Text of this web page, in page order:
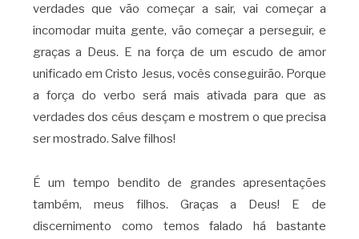
verdades que vão começar a sair, vai começar a
incomodar muita gente, vão começar a perseguir, e
graças a Deus. E na força de um escudo de amor
unificado em Cristo Jesus, vocês conseguirão. Porque
a força do verbo será mais ativada para que as
verdades dos céus desçam e mostrem o que precisa
ser mostrado. Salve filhos!
É um tempo bendito de grandes apresentações
também, meus filhos. Graças a Deus! E de
discernimento como temos falado há bastante